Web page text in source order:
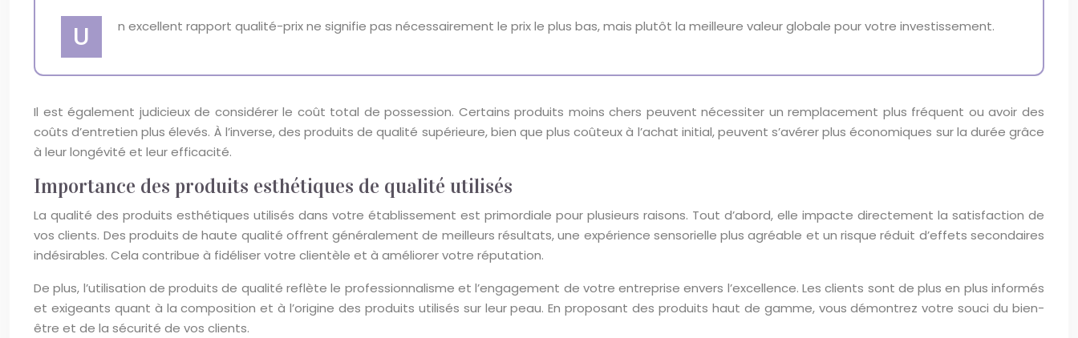
U n excellent rapport qualité-prix ne signifie pas nécessairement le prix le plus bas, mais plutôt la meilleure valeur globale pour votre investissement.
Il est également judicieux de considérer le coût total de possession. Certains produits moins chers peuvent nécessiter un remplacement plus fréquent ou avoir des
coûts d’entretien plus élevés. À l’inverse, des produits de qualité supérieure, bien que plus coûteux à l’achat initial, peuvent s’avérer plus économiques sur la durée grâce
à leur longévité et leur efficacité.
Importance des produits esthétiques de qualité utilisés
La qualité des produits esthétiques utilisés dans votre établissement est primordiale pour plusieurs raisons. Tout d’abord, elle impacte directement la satisfaction de
vos clients. Des produits de haute qualité offrent généralement de meilleurs résultats, une expérience sensorielle plus agréable et un risque réduit d’effets secondaires
indésirables. Cela contribue à fidéliser votre clientèle et à améliorer votre réputation.
De plus, l’utilisation de produits de qualité reflète le professionnalisme et l’engagement de votre entreprise envers l’excellence. Les clients sont de plus en plus informés
et exigeants quant à la composition et à l’origine des produits utilisés sur leur peau. En proposant des produits haut de gamme, vous démontrez votre souci du bien-
être et de la sécurité de vos clients.